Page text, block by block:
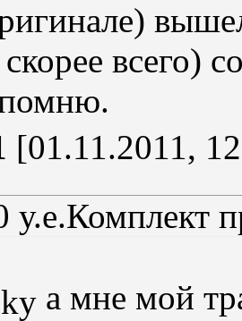
всего)
[01.11.2011,
у.е.Комплект
а мне мой